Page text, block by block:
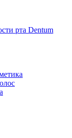
рта Dentum